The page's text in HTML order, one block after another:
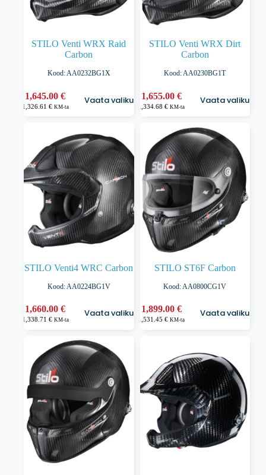
STILO Venti WRX Raid
Carbon
Kood: AA0232BG1X
1,645.00€
1,326.61 € KM-ta
Vaata valikuid
Sellel
tootel
Valikuid
teha
tootelehel.
STILO Venti WRX Dirt
Carbon
Kood: AA0230BG1T
1,655.00 €
1,334.68€ KM-ta
Vaata valikuid
Sellel
tootel
Valikuid
saab
teha
tootelehel.
STILO Venti4 WRC Carbon
Kood: AA0224BG1V
1,660.00€
1,338.71 € KM-ta
Vaata valikuid
Sellel
tootel
Valikuid
saab
teha
tootelehel.
STILO ST6F Carbon
Kood: AA0800CG1V
1,899.00 €
1,531.45€ KM-ta
Vaata valikuid
Sellel
tootel
teha
tootelehel.